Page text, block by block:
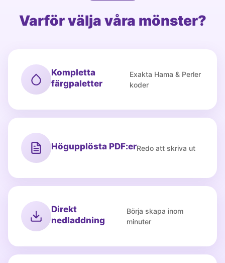
Varför välja våra mönster?
Kompletta
färgpaletter
Exakta Hama & Perler
koder
Högupplösta PDF:erRedo att skriva ut
Direkt
nedladdning
Börja skapa inom
minuter